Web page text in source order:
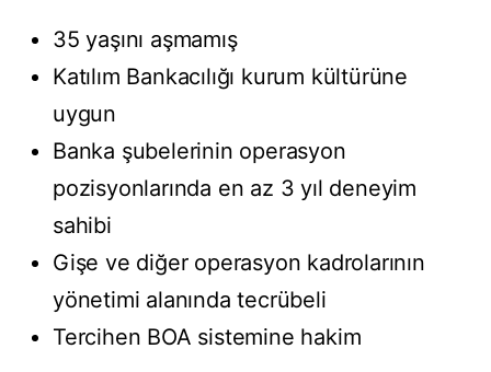
35 yaşını aşmamış
Katılım Bankacılığı kurum kültürüne
uygun
Banka şubelerinin operasyon
pozisyonlarında en az 3 yıl deneyim
sahibi
Gişe ve diğer operasyon kadrolarının
yönetimi alanında tecrübeli
Tercihen BOA sistemine hakim